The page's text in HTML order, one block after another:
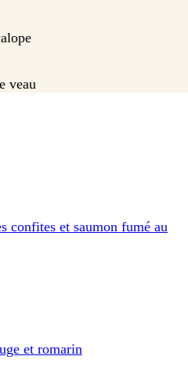
veau
confites et saumon fumé au
et romarin